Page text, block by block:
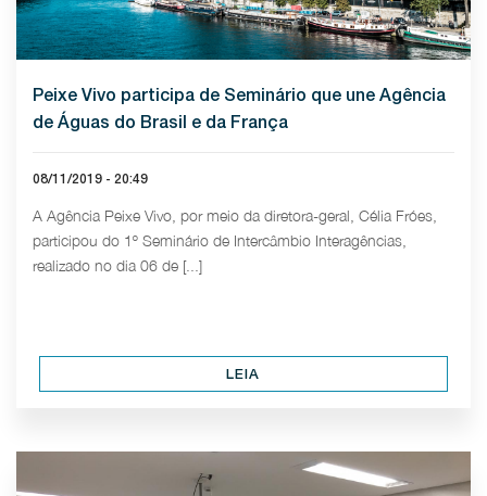
Peixe Vivo participa de Seminário que une Agência
de Águas do Brasil e da França
08/11/2019 - 20:49
A Agência Peixe Vivo, por meio da diretora-geral, Célia Fróes,
participou do 1º Seminário de Intercâmbio Interagências,
realizado no dia 06 de [...]
LEIA